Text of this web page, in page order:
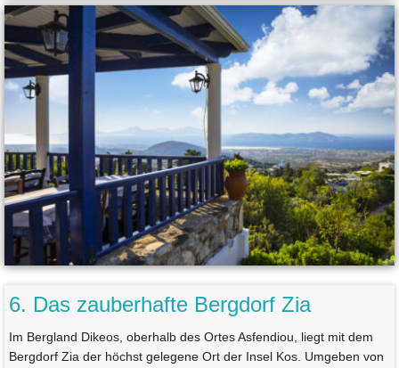
6. Das zauberhafte Bergdorf Zia
Im Bergland Dikeos, oberhalb des Ortes Asfendiou, liegt mit dem
Bergdorf Zia der höchst gelegene Ort der Insel Kos. Umgeben von